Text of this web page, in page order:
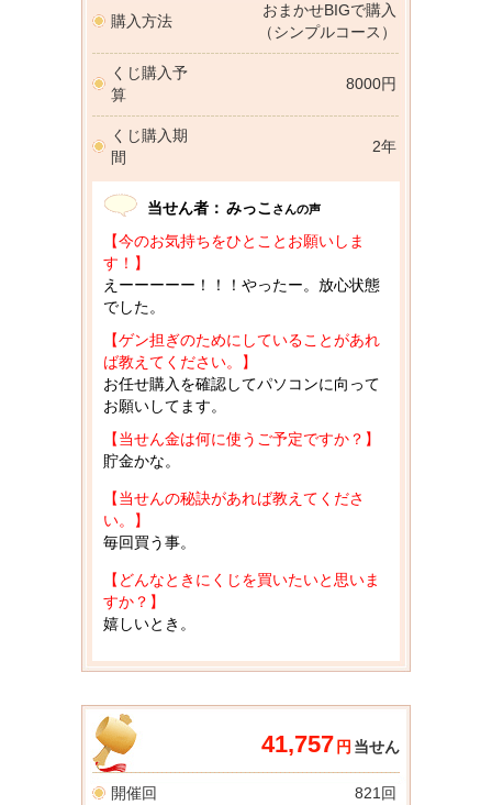
購入方法
おまかせBIGで購入
（シンプルコース）
くじ購入予
算
8000円
くじ購入期
間
2年
当せん者： みっこ さんの声
【今のお気持ちをひとことお願いしま
す！】
えーーーーー！！！やったー。放心状態
でした。
【ゲン担ぎのためにしていることがあれ
ば教えてください。】
お任せ購入を確認してパソコンに向って
お願いしてます。
【当せん金は何に使うご予定ですか？】
貯金かな。
【当せんの秘訣があれば教えてくださ
い。】
毎回買う事。
【どんなときにくじを買いたいと思いま
すか？】
嬉しいとき。
41,757 円 当せん
開催回 821回